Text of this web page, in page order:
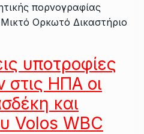
πορνογραφίας
Ορκωτό Δικαστήριο
υποτροφίες
στις ΗΠΑ οι
και
Volos WBC